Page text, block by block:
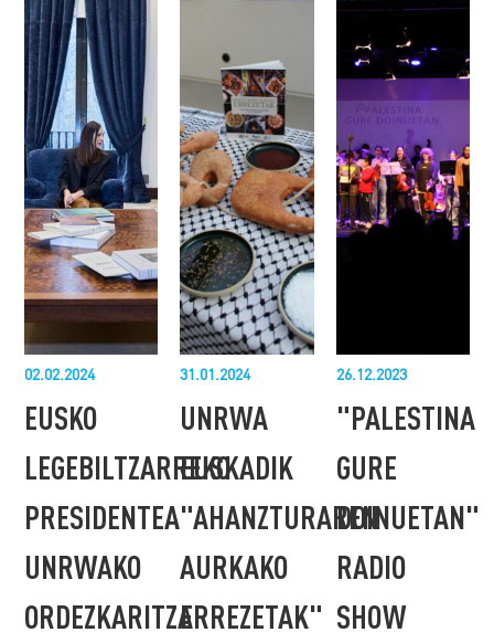
02.02.2024
EUSKO
LEGEBILTZARREKO
PRESIDENTEA
UNRWAKO
ORDEZKARITZA
31.01.2024
UNRWA
EUSKADIK
"AHANZTURAREN
AURKAKO
ERREZETAK"
26.12.2023
"PALESTINA
GURE
DOINUETAN"
RADIO
SHOW